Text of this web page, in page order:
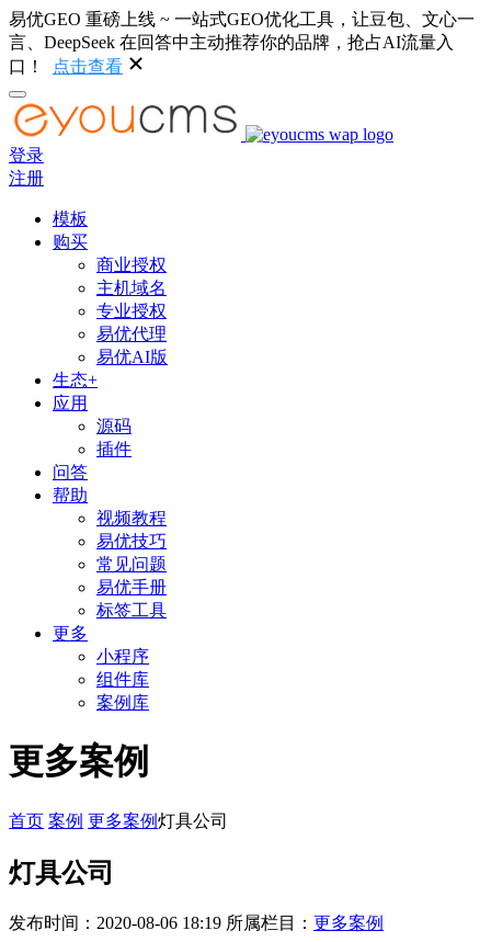
易优GEO 重磅上线 ~ 一站式GEO优化工具，让豆包、文心一
言、DeepSeek 在回答中主动推荐你的品牌，抢占AI流量入
口！
点击查看
登录
注册
模板
购买
商业授权
主机域名
专业授权
易优代理
易优AI版
生态+
应用
源码
插件
问答
帮助
视频教程
易优技巧
常见问题
易优手册
标签工具
更多
小程序
组件库
案例库
更多案例
首页 案例 更多案例灯具公司
灯具公司
发布时间：2020-08-06 18:19 所属栏目： 更多案例